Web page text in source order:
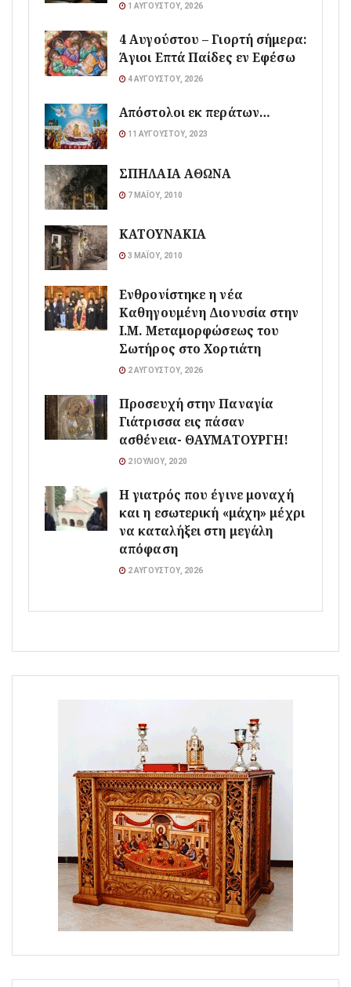
1 ΑΥΓΟΎΣΤΟΥ, 2026
4 Αυγούστου – Γιορτή σήμερα:
Άγιοι Επτά Παίδες εν Εφέσω
4 ΑΥΓΟΎΣΤΟΥ, 2026
Απόστολοι εκ περάτων…
11 ΑΥΓΟΎΣΤΟΥ, 2023
ΣΠΗΛΑΙΑ ΑΘΩΝΑ
7 ΜΑΪ́ΟΥ, 2010
ΚΑΤΟΥΝΑΚΙΑ
3 ΜΑΪ́ΟΥ, 2010
Ενθρονίστηκε η νέα
Καθηγουμένη Διονυσία στην
Ι.Μ. Μεταμορφώσεως του
Σωτήρος στο Χορτιάτη
2 ΑΥΓΟΎΣΤΟΥ, 2026
Προσευχή στην Παναγία
Γιάτρισσα εις πάσαν
ασθένεια- ΘΑΥΜΑΤΟΥΡΓΗ!
2 ΙΟΥΛΊΟΥ, 2020
Η γιατρός που έγινε μοναχή
και η εσωτερική «μάχη» μέχρι
να καταλήξει στη μεγάλη
απόφαση
2 ΑΥΓΟΎΣΤΟΥ, 2026